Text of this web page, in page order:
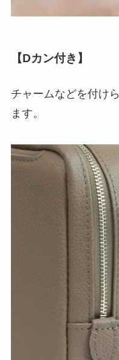
【Dカン付き】
チャームなどを付け
ます。